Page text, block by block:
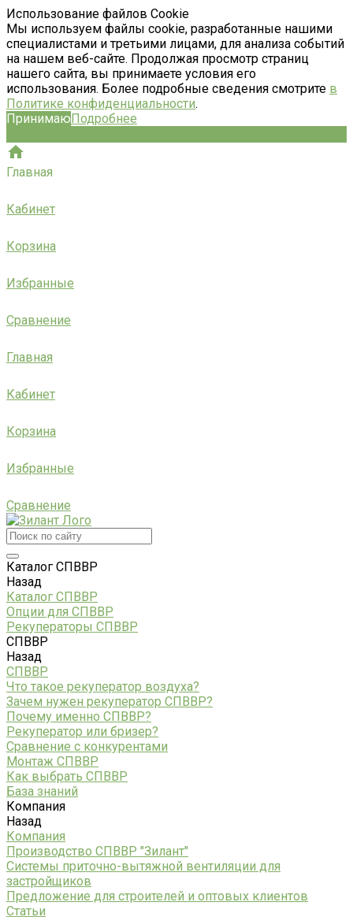
Использование файлов Cookie
Мы используем файлы cookie, разработанные нашими
специалистами и третьими лицами, для анализа событий
на нашем веб-сайте. Продолжая просмотр страниц
нашего сайта, вы принимаете условия его
использования. Более подробные сведения смотрите в
Политике конфиденциальности.
ПринимаюПодробнее
Главная
Кабинет
Корзина
Избранные
Сравнение
Главная
Кабинет
Корзина
Избранные
Сравнение
Каталог СПВВР
Назад
Каталог СПВВР
Опции для СПВВР
Рекуператоры СПВВР
СПВВР
Назад
СПВВР
Что такое рекуператор воздуха?
Зачем нужен рекуператор СПВВР?
Почему именно СПВВР?
Рекуператор или бризер?
Сравнение с конкурентами
Монтаж СПВВР
Как выбрать СПВВР
База знаний
Компания
Назад
Компания
Производство СПВВР "Зилант"
Системы приточно-вытяжной вентиляции для
застройщиков
Предложение для строителей и оптовых клиентов
Статьи